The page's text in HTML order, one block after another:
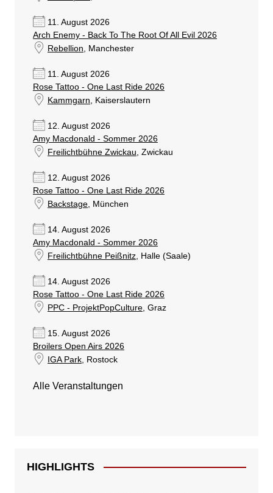
11. August 2026
Arch Enemy - Back To The Root Of All Evil 2026
Rebellion , Manchester
11. August 2026
Rose Tattoo - One Last Ride 2026
Kammgarn , Kaiserslautern
12. August 2026
Amy Macdonald - Sommer 2026
Freilichtbühne Zwickau , Zwickau
12. August 2026
Rose Tattoo - One Last Ride 2026
Backstage, München
14. August 2026
Amy Macdonald - Sommer 2026
Freilichtbühne Peißnitz, Halle (Saale)
14. August 2026
Rose Tattoo - One Last Ride 2026
PPC - ProjektPopCulture, Graz
15. August 2026
Broilers Open Airs 2026
IGA Park, Rostock
Alle Veranstaltungen
HIGHLIGHTS